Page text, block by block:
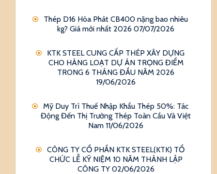
Thép D16 Hòa Phát CB400 nặng bao nhiêu
kg? Giá mới nhất 2026 07/07/2026
KTK STEEL CUNG CẤP THÉP XÂY DỰNG
CHO HÀNG LOẠT DỰ ÁN TRỌNG ĐIỂM
TRONG 6 THÁNG ĐẦU NĂM 2026
19/06/2026
Mỹ Duy Trì Thuế Nhập Khẩu Thép 50%: Tác
Động Đến Thị Trường Thép Toàn Cầu Và Việt
Nam 11/06/2026
CÔNG TY CỔ PHẦN KTK STEEL(KTK) TỔ
CHỨC LỄ KỸ NIỆM 10 NĂM THÀNH LẬP
CÔNG TY 02/06/2026